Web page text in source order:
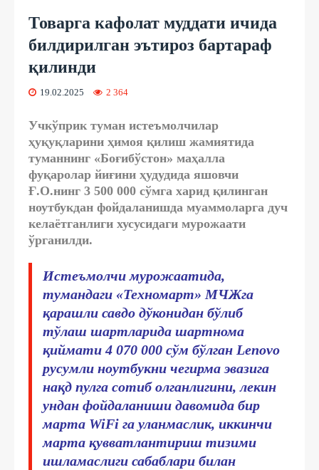
Товарга кафолат муддати ичида
билдирилган эътироз бартараф
қилинди
19.02.2025 2 364
Учкўприк туман истеъмолчилар
ҳуқуқларини ҳимоя қилиш жамиятида
туманнинг «Боғибўстон» маҳалла
фуқаролар йиғини ҳудудида яшовчи
Ғ.О.нинг 3 500 000 сўмга харид қилинган
ноутбукдан фойдаланишда муаммоларга дуч
келаётганлиги хусусидаги мурожаати
ўрганилди.
Истеъмолчи мурожаатида,
тумандаги «Техномарт» МЧЖга
қарашли савдо дўконидан бўлиб
тўлаш шартларида шартнома
қиймати 4 070 000 сўм бўлган Lenovo
русумли ноутбукни чегирма эвазига
нақд пулга сотиб олганлигини, лекин
ундан фойдаланиши давомида бир
марта WiFi га уланмаслик, иккинчи
марта қувватлантириш тизими
ишламаслиги сабаблари билан